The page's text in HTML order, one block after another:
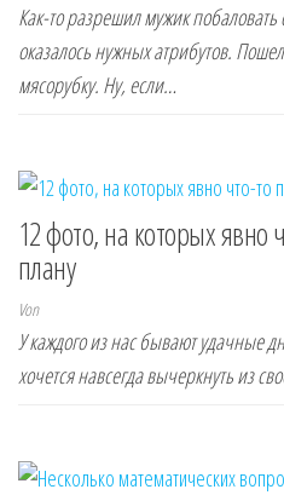
Как-то разрешил мужик
оказалось нужных атрибутов.
мясорубку. Ну, если…
12 фото, на которых явно
плану
Von
У каждого из нас бывают удачные
хочется навсегда вычеркнуть из